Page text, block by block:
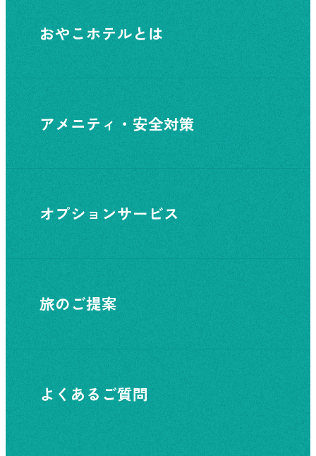
おやこホテルとは
アメニティ・安全対策
オプションサービス
旅のご提案
よくあるご質問